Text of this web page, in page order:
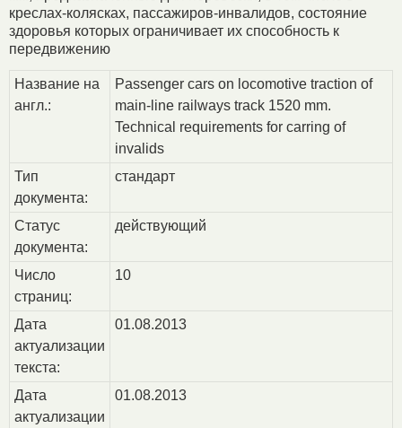
креслах-колясках, пассажиров-инвалидов, состояние
здоровья которых ограничивает их способность к
передвижению
Название на
англ.:
Passenger cars on locomotive traction of
main-line railways track 1520 mm.
Technical requirements for carring of
invalids
Тип
документа:
стандарт
Статус
документа:
действующий
Число
страниц:
10
Дата
актуализации
текста:
01.08.2013
Дата
актуализации
01.08.2013